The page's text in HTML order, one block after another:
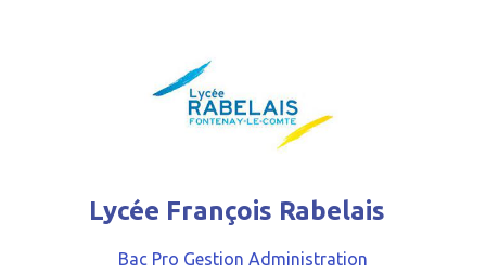
Lycée François Rabelais
Bac Pro Gestion Administration